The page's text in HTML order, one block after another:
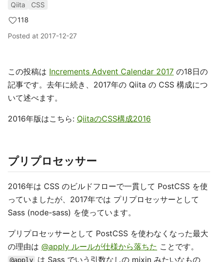
Qiita
CSS
118
Posted at 2017-12-27
この投稿は Increments Advent Calendar 2017 の18日の
記事です。去年に続き、2017年の Qiita の CSS 構成につ
いて述べます。
2016年版はこちら: QiitaのCSS構成2016
プリプロセッサー
2016年は CSS のビルドフローで一貫して PostCSS を使
っていましたが、2017年では プリプロセッサーとして
Sass (node-sass) を使っています。
プリプロセッサーとして PostCSS を使わなくなった最大
の理由は @apply ルールが仕様から落ちた ことです。
@apply
は Sass でいう引数なしの mixin みたいなもの